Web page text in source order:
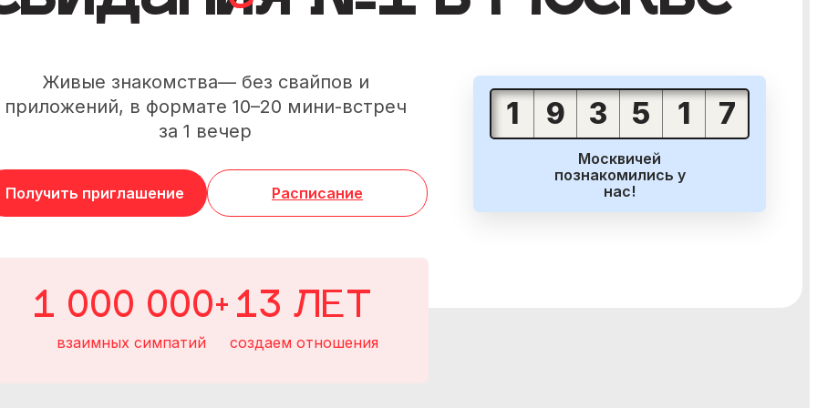
Живые знакомства— без свайпов и
приложений, в формате 10–20 мини-встреч
за 1 вечер
Получить приглашение Расписание
1 9 3 5 1 7
Москвичей
познакомились у
нас!
1 000 000+
взаимных симпатий
13 ЛЕТ
создаем отношения
мероприятия формата speed dating.
о свиданиях рассказали: Российская Газета, телеканал